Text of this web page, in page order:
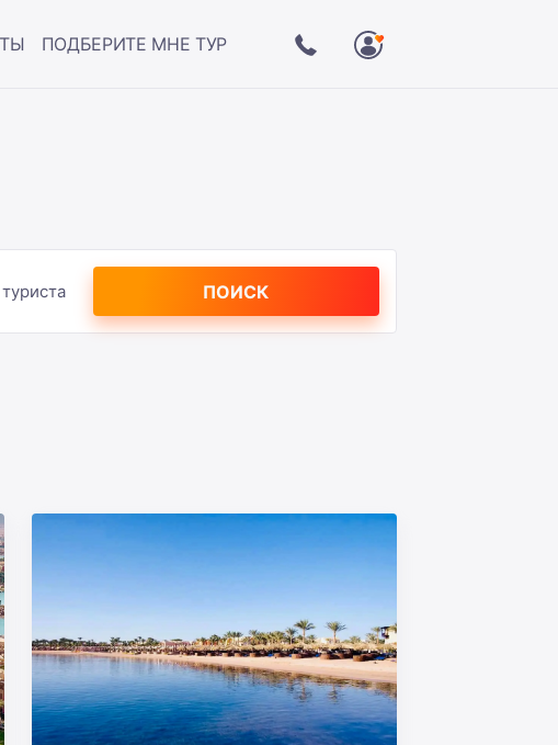
ПОДБЕРИТЕ МНЕ ТУР
ПОИСК